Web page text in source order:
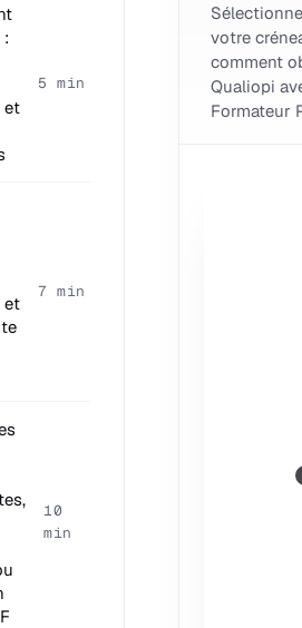
et
5 min
et
7 min
10
min
votre
comment
Qualiopi
Formateur